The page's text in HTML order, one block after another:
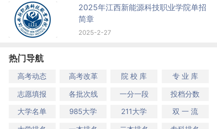
2025年江西新能源科技职业学院单招
简章
2025-2-27
热门导航
高考动态 高考改革 院 校 库
专 业 库
志愿填报
各批次线 一分一段
投档分数
大学名单
985大学 211大学
双 一 流